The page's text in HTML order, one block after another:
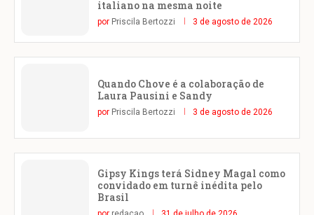
italiano na mesma noite
por Priscila Bertozzi 3 de agosto de 2026
Quando Chove é a colaboração de
Laura Pausini e Sandy
por Priscila Bertozzi 3 de agosto de 2026
Gipsy Kings terá Sidney Magal como
convidado em turnê inédita pelo
Brasil